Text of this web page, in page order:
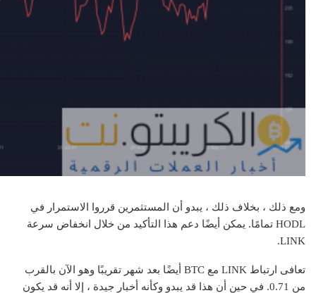
ومع ذلك ، بخلاف ذلك ، يبدو أن المستثمرين قرروا الاستمرار في
HODL تمامًا. يمكن أيضًا دعم هذا التأكيد من خلال انخفاض سرعة
LINK.
تعافى ارتباط LINK مع BTC أيضًا بعد شهر تقريبًا وهو الآن بالقرب
من 0.71. في حين أن هذا قد يبدو وكأنه أخبار جيدة ، إلا أنه قد يكون